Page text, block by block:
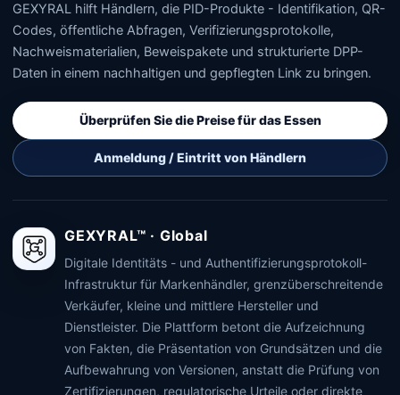
GEXYRAL hilft Händlern, die PID-Produkte - Identifikation, QR-
Codes, öffentliche Abfragen, Verifizierungsprotokolle,
Nachweismaterialien, Beweispakete und strukturierte DPP-
Daten in einem nachhaltigen und gepflegten Link zu bringen.
Überprüfen Sie die Preise für das Essen
Anmeldung / Eintritt von Händlern
GEXYRAL™ · Global
Digitale Identitäts - und Authentifizierungsprotokoll-
Infrastruktur für Markenhändler, grenzüberschreitende
Verkäufer, kleine und mittlere Hersteller und
Dienstleister. Die Plattform betont die Aufzeichnung
von Fakten, die Präsentation von Grundsätzen und die
Aufbewahrung von Versionen, anstatt die Prüfung von
Zertifizierungen, regulatorische Urteile oder direkte